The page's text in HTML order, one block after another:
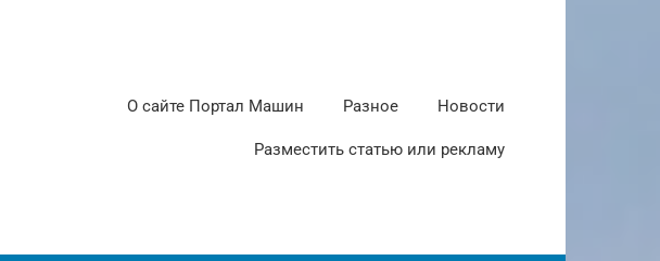
О сайте Портал Машин Разное Новости
Разместить статью или рекламу